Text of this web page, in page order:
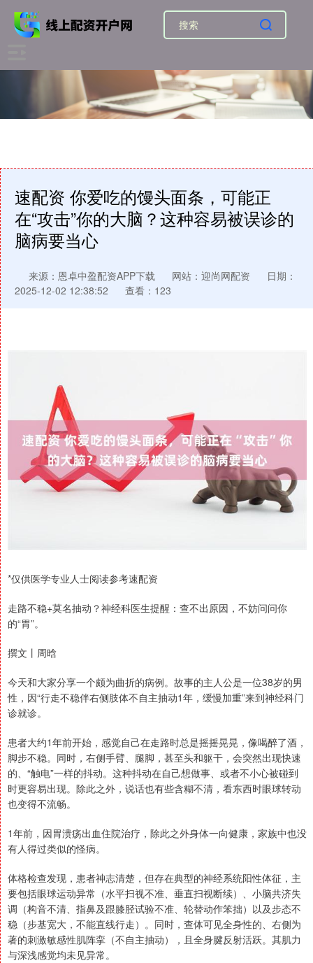
速配资 你爱吃的馒头面条，可能正
在“攻击”你的大脑？这种容易被误诊的
脑病要当心
来源：恩卓中盈配资APP下载 网站：迎尚网配资
日期：
2025-12-02 12:38:52
查看：123
*仅供医学专业人士阅读参考速配资
走路不稳+莫名抽动？神经科医生提醒：查不出原因，不妨问问你
的“胃”。
撰文丨周晗
今天和大家分享一个颇为曲折的病例。故事的主人公是一位38岁的男
性，因“行走不稳伴右侧肢体不自主抽动1年，缓慢加重”来到神经科门
诊就诊。
患者大约1年前开始，感觉自己在走路时总是摇摇晃晃，像喝醉了酒，
脚步不稳。同时，右侧手臂、腿脚，甚至头和躯干，会突然出现快速
的、“触电”一样的抖动。这种抖动在自己想做事、或者不小心被碰到
时更容易出现。除此之外，说话也有些含糊不清，看东西时眼球转动
也变得不流畅。
1年前，因胃溃疡出血住院治疗，除此之外身体一向健康，家族中也没
有人得过类似的怪病。
体格检查发现，患者神志清楚，但存在典型的神经系统阳性体征，主
要包括眼球运动异常（水平扫视不准、垂直扫视断续）、小脑共济失
调（构音不清、指鼻及跟膝胫试验不准、轮替动作笨拙）以及步态不
稳（步基宽大，不能直线行走）。同时，查体可见全身性的、右侧为
著的刺激敏感性肌阵挛（不自主抽动），且全身腱反射活跃。其肌力
与深浅感觉均未见异常。